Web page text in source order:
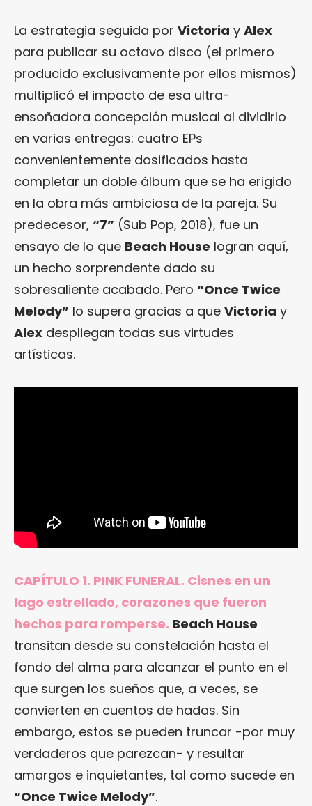
La estrategia seguida por Victoria y Alex
para publicar su octavo disco (el primero
producido exclusivamente por ellos mismos)
multiplicó el impacto de esa ultra-
ensoñadora concepción musical al dividirlo
en varias entregas: cuatro EPs
convenientemente dosificados hasta
completar un doble álbum que se ha erigido
en la obra más ambiciosa de la pareja. Su
predecesor, “7” (Sub Pop, 2018), fue un
ensayo de lo que Beach House logran aquí,
un hecho sorprendente dado su
sobresaliente acabado. Pero “Once Twice
Melody” lo supera gracias a que Victoria y
Alex despliegan todas sus virtudes
artísticas.
CAPÍTULO 1. PINK FUNERAL. Cisnes en un
lago estrellado, corazones que fueron
hechos para romperse. Beach House
transitan desde su constelación hasta el
fondo del alma para alcanzar el punto en el
que surgen los sueños que, a veces, se
convierten en cuentos de hadas. Sin
embargo, estos se pueden truncar -por muy
verdaderos que parezcan- y resultar
amargos e inquietantes, tal como sucede en
“Once Twice Melody”.